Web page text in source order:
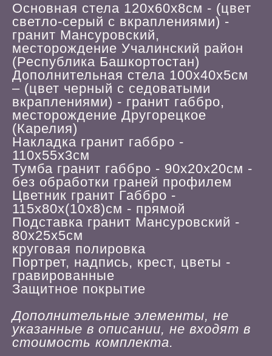
Основная стела 120х60х8см - (цвет
светло-серый с вкраплениями) -
гранит Мансуровский,
месторождение Учалинский район
(Республика Башкортостан)
Дополнительная стела 100х40х5см
– (цвет черный с седоватыми
вкраплениями) - гранит габбро,
месторождение Другорецкое
(Карелия)
Накладка гранит габбро -
110х55х3см
Тумба гранит габбро - 90х20х20см -
без обработки граней профилем
Цветник гранит Габбро -
115х80х(10х8)см - прямой
Подставка гранит Мансуровский -
80х25х5см
круговая полировка
Портрет, надпись, крест, цветы -
гравированные
Защитное покрытие
Дополнительные элементы, не
указанные в описании, не входят в
стоимость комплекта.